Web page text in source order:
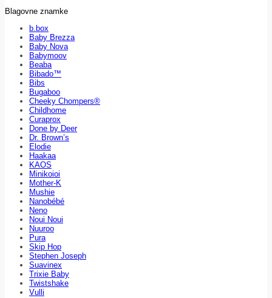
Blagovne znamke
b.box
Baby Brezza
Baby Nova
Babymoov
Beaba
Bibado™
Bibs
Bugaboo
Cheeky Chompers®
Childhome
Curaprox
Done by Deer
Dr. Brown’s
Elodie
Haakaa
KAOS
Minikoioi
Mother-K
Mushie
Nanobébé
Neno
Noui Noui
Nuuroo
Pura
Skip Hop
Stephen Joseph
Suavinex
Trixie Baby
Twistshake
Vulli